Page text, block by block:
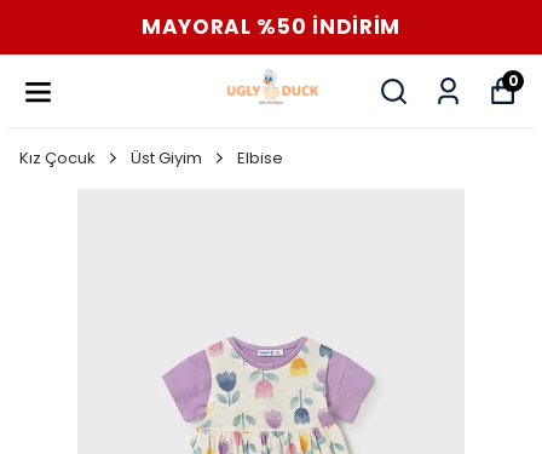
MAYORAL %50 İNDİRİM
0
Kız Çocuk Üst Giyim Elbise